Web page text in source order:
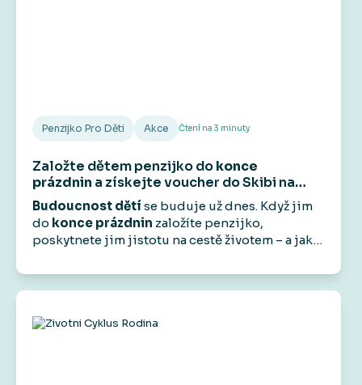
Penzijko Pro Děti Akce Čtení na 3 minuty
Založte dětem penzijko dokonce
prázdnin a získejte voucher do Skibi na
1 000 Kč
Budoucnost dětíse buduje už dnes. Když jim
do konce prázdnin založíte penzijko,
poskytnete jim jistotu na cestě životem – a jako
na 1 000 Kč.Protože radost by měla být teď
i v budoucnu.